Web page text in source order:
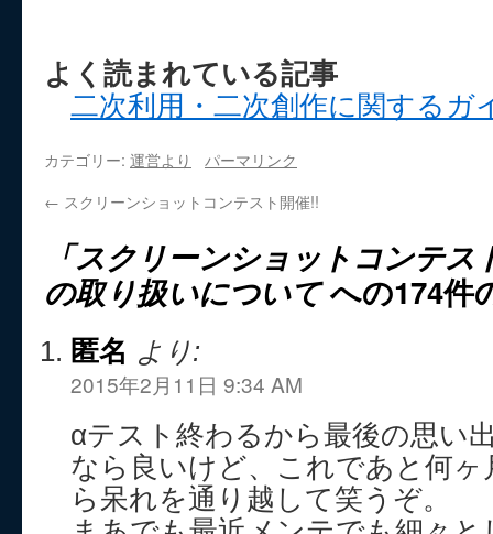
よく読まれている記事
二次利用・二次創作に関するガ
カテゴリー: 運営より
パーマリンク
← スクリーンショットコンテスト開催!!
「スクリーンショットコンテ
の取り扱いについてへの174件
匿名 より:
2015年2月11日 9:34 AM
αテスト終わるから最後の思い
なら良いけど、これであと何
ら呆れを通り越して笑うぞ。